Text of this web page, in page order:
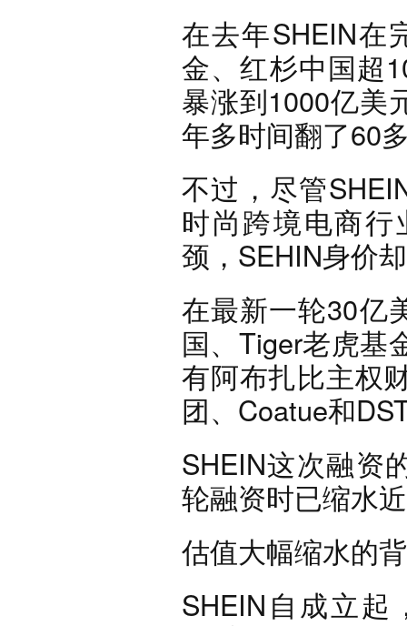
在去年SHEIN在
金、红杉中国超
暴涨到1000亿美
年多时间翻了60
不过，尽管
时尚跨境电商行
颈，SEHIN身价
在最新一轮30亿
国、Tiger老虎基
有阿布扎比主权
团、Coatue和
SHEIN这次融资
轮融资时已缩水
估值大幅缩水的
SHEIN自成立起